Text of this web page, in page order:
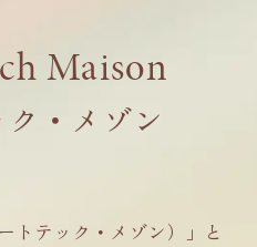
Maison
・メゾン
ートテック・メゾン）」と